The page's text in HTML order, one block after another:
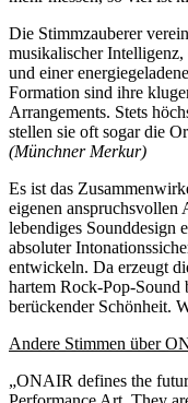
Die Stimmzauberer
musikalischer
und einer
Formation sind ihre
Arrangements. Stets
stellen sie oft sogar die
(Münchner Merkur)
Es ist das
eigenen anspruchsvollen
lebendiges Sounddesign
absoluter
entwickeln. Da erzeugt
hartem Rock-Pop-
berückender Schönheit.
Andere Stimmen über
„ONAIR defines the